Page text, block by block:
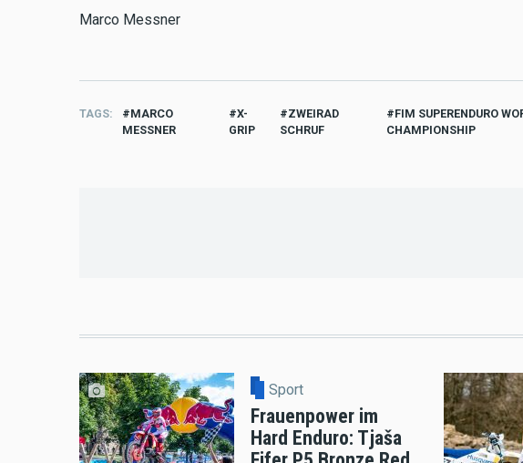
Marco Messner
TAGS
MARCO
MESSNER
X-
GRIP
ZWEIRAD
SCHRUF
FIM SUPERENDURO
CHAMPIONSHIP
Sport
Frauenpower im
Hard Enduro: Tjaša